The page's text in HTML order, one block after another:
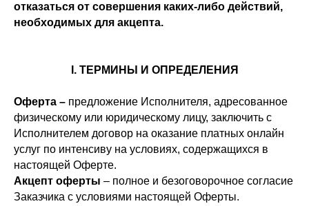
отказаться от совершения каких-либо действий,
необходимых для акцепта.
I. ТЕРМИНЫ И ОПРЕДЕЛЕНИЯ
Оферта – предложение Исполнителя, адресованное
физическому или юридическому лицу, заключить с
Исполнителем договор на оказание платных онлайн
услуг по интенсиву на условиях, содержащихся в
настоящей Оферте.
Акцепт оферты – полное и безоговорочное согласие
Заказчика с условиями настоящей Оферты.